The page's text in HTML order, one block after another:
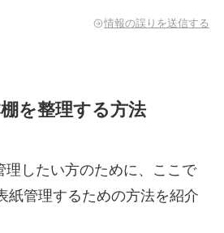
情報の誤りを送信する
を整理する方法
理したい方のために、ここで
紙管理するための方法を紹介